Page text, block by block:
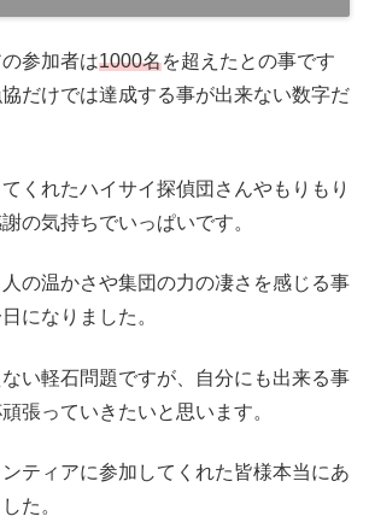
参加者は1000名を超えたとの事です
だけでは達成する事が出来ない数字だ
くれたハイサイ探偵団さんやもりもり
の気持ちでいっぱいです。
の温かさや集団の力の凄さを感じる事
になりました。
い軽石問題ですが、自分にも出来る事
張っていきたいと思います。
ティアに参加してくれた皆様本当にあ
た。